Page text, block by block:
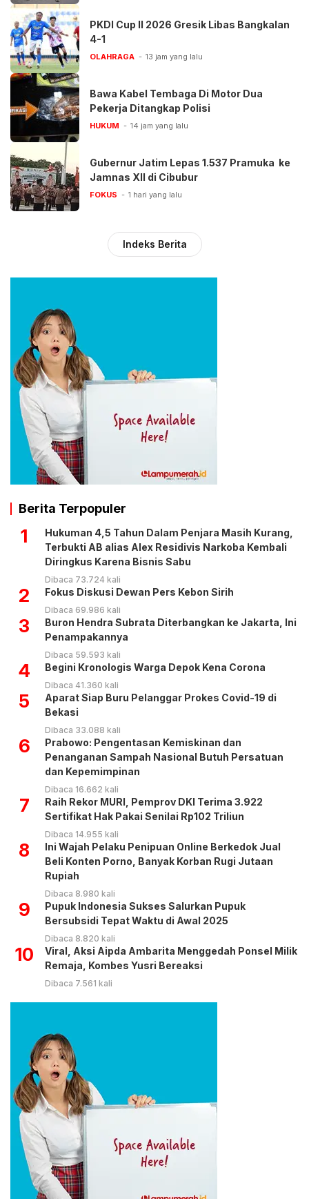
PKDI Cup II 2026 Gresik Libas Bangkalan
4-1
OLAHRAGA 13 jam yang lalu
Bawa Kabel Tembaga Di Motor Dua
Pekerja Ditangkap Polisi
HUKUM 14 jam yang lalu
Gubernur Jatim Lepas 1.537 Pramuka ke
Jamnas XII di Cibubur
FOKUS 1 hari yang lalu
Indeks Berita
Berita Terpopuler
1
Hukuman 4,5 Tahun Dalam Penjara Masih Kurang,
Terbukti AB alias Alex Residivis Narkoba Kembali
Diringkus Karena Bisnis Sabu
Dibaca 73.724 kali
2 Fokus Diskusi Dewan Pers Kebon Sirih
Dibaca 69.986 kali
3
Buron Hendra Subrata Diterbangkan ke Jakarta, Ini
Penampakannya
Dibaca 59.593 kali
4 Begini Kronologis Warga Depok Kena Corona
Dibaca 41.360 kali
5
Aparat Siap Buru Pelanggar Prokes Covid-19 di
Bekasi
Dibaca 33.088 kali
6
Prabowo: Pengentasan Kemiskinan dan
Penanganan Sampah Nasional Butuh Persatuan
dan Kepemimpinan
Dibaca 16.662 kali
7
Raih Rekor MURI, Pemprov DKI Terima 3.922
Sertifikat Hak Pakai Senilai Rp102 Triliun
Dibaca 14.955 kali
8
Ini Wajah Pelaku Penipuan Online Berkedok Jual
Beli Konten Porno, Banyak Korban Rugi Jutaan
Rupiah
Dibaca 8.980 kali
9
Pupuk Indonesia Sukses Salurkan Pupuk
Bersubsidi Tepat Waktu di Awal 2025
Dibaca 8.820 kali
10
Viral, Aksi Aipda Ambarita Menggedah Ponsel Milik
Remaja, Kombes Yusri Bereaksi
Dibaca 7.561 kali